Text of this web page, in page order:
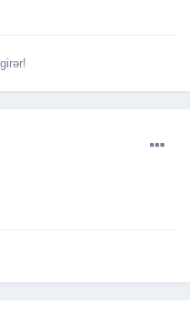
girər!